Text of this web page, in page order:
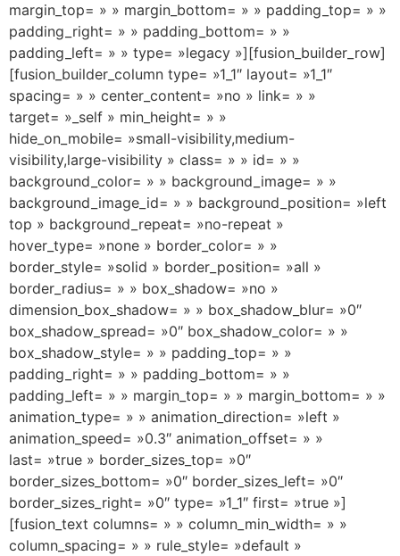
margin_top= » » margin_bottom= » » padding_top= » »
padding_right= » » padding_bottom= » »
padding_left= » » type= »legacy »][fusion_builder_row]
[fusion_builder_column type= »1_1″ layout= »1_1″
spacing= » » center_content= »no » link= » »
target= »_self » min_height= » »
hide_on_mobile= »small-visibility,medium-
visibility,large-visibility » class= » » id= » »
background_color= » » background_image= » »
background_image_id= » » background_position= »left
top » background_repeat= »no-repeat »
hover_type= »none » border_color= » »
border_style= »solid » border_position= »all »
border_radius= » » box_shadow= »no »
dimension_box_shadow= » » box_shadow_blur= »0″
box_shadow_spread= »0″ box_shadow_color= » »
box_shadow_style= » » padding_top= » »
padding_right= » » padding_bottom= » »
padding_left= » » margin_top= » » margin_bottom= » »
animation_type= » » animation_direction= »left »
animation_speed= »0.3″ animation_offset= » »
last= »true » border_sizes_top= »0″
border_sizes_bottom= »0″ border_sizes_left= »0″
border_sizes_right= »0″ type= »1_1″ first= »true »]
[fusion_text columns= » » column_min_width= » »
column_spacing= » » rule_style= »default »